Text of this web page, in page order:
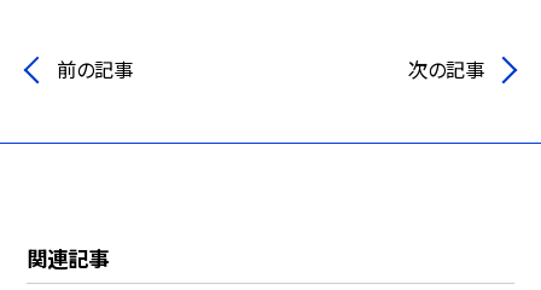
前の記事 次の記事
関連記事